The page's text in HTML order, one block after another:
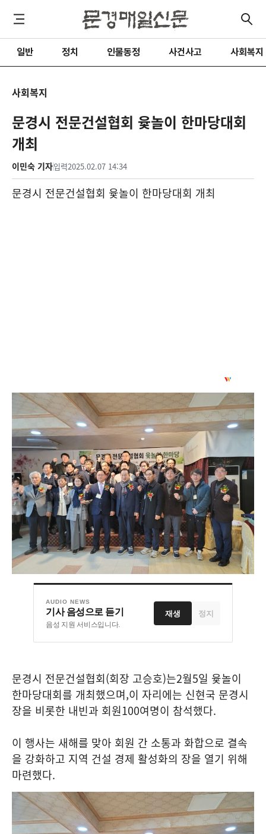
일반 정치 인물동정 사건사고 사회복지
사회복지
문경시 전문건설협회 윷놀이 한마당대회
개최
이민숙 기자입력2025.02.07 14:34
문경시 전문건설협회 윷놀이 한마당대회 개최
AUDIO NEWS
기사 음성으로 듣기
음성 지원 서비스입니다.
재생 정지
문경시 전문건설협회(회장 고승호)는2월5일 윷놀이
한마당대회를 개최했으며,이 자리에는 신현국 문경시
장을 비롯한 내빈과 회원100여명이 참석했다.
이 행사는 새해를 맞아 회원 간 소통과 화합으로 결속
을 강화하고 지역 건설 경제 활성화의 장을 열기 위해
마련했다.